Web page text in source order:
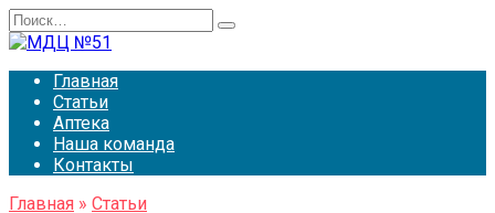
Перейти
к
Search
for:
Главная
Статьи
Аптека
Наша команда
Контакты
Главная » Статьи